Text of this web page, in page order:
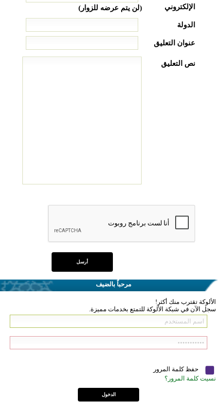
الإلكتروني
(لن يتم عرضه للزوار)
الدولة
عنوان التعليق
نص التعليق
مرحباً بالضيف
الألوكة تقترب منك أكثر!
سجل الآن في شبكة الألوكة للتمتع بخدمات مميزة.
حفظ كلمة المرور
نسيت كلمة المرور؟